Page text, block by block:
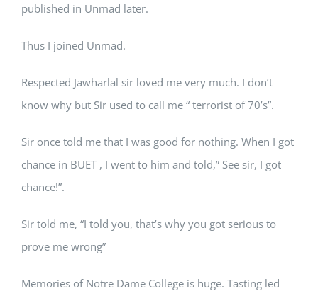
published in Unmad later.
Thus I joined Unmad.
Respected Jawharlal sir loved me very much. I don’t
know why but Sir used to call me “ terrorist of 70’s”.
Sir once told me that I was good for nothing. When I got
chance in BUET , I went to him and told,” See sir, I got
chance!”.
Sir told me, “I told you, that’s why you got serious to
prove me wrong”
Memories of Notre Dame College is huge. Tasting led